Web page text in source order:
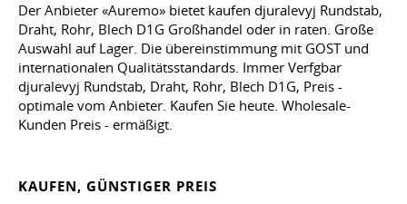
Der Anbieter «Auremo» bietet kaufen djuralevyj Rundstab,
Draht, Rohr, Blech D1G Großhandel oder in raten. Große
Auswahl auf Lager. Die übereinstimmung mit GOST und
internationalen Qualitätsstandards. Immer Verfgbar
djuralevyj Rundstab, Draht, Rohr, Blech D1G, Preis -
optimale vom Anbieter. Kaufen Sie heute. Wholesale-
Kunden Preis - ermäßigt.
KAUFEN, GÜNSTIGER PREIS